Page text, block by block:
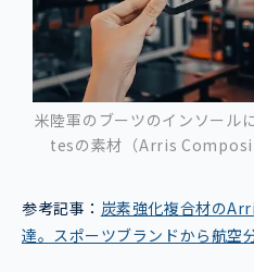
米陸軍のブーツのインソー
tesの素材（Arris
参考記事： 炭素強化複合材の
達。スポーツブランドから航空